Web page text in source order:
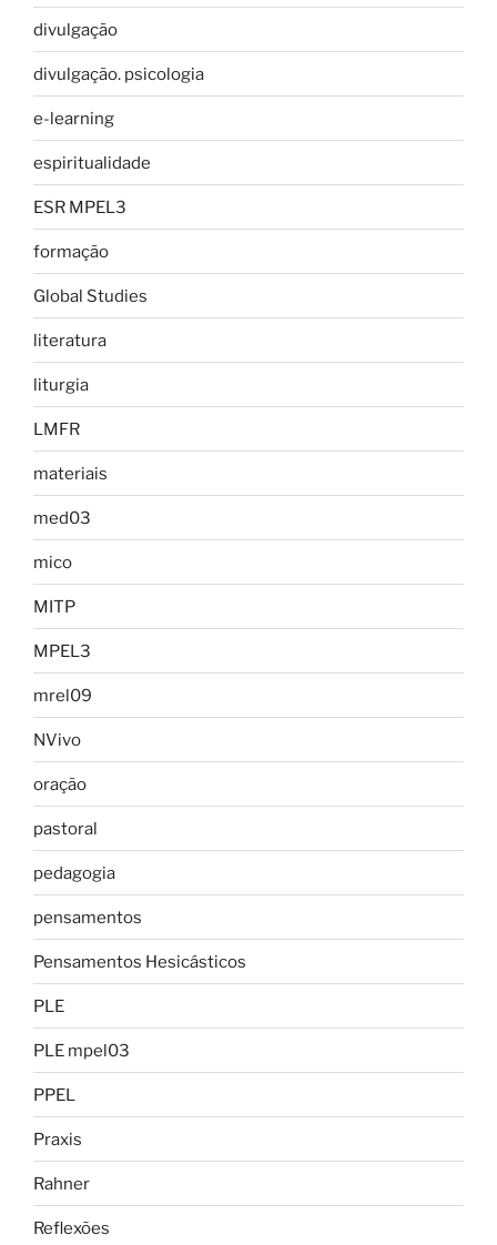
divulgação
divulgação. psicologia
e-learning
espiritualidade
ESR MPEL3
formação
Global Studies
literatura
liturgia
LMFR
materiais
med03
mico
MITP
MPEL3
mrel09
NVivo
oração
pastoral
pedagogia
pensamentos
Pensamentos Hesicásticos
PLE
PLE mpel03
PPEL
Praxis
Rahner
Reflexões